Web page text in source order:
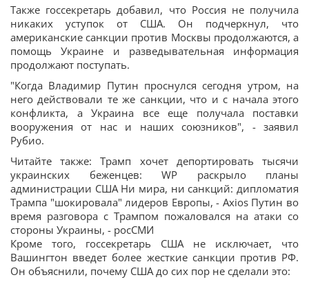
Также госсекретарь добавил, что Россия не получила
никаких уступок от США. Он подчеркнул, что
американские санкции против Москвы продолжаются, а
помощь Украине и разведывательная информация
продолжают поступать.
"Когда Владимир Путин проснулся сегодня утром, на
него действовали те же санкции, что и с начала этого
конфликта, а Украина все еще получала поставки
вооружения от нас и наших союзников", - заявил
Рубио.
Читайте также: Трамп хочет депортировать тысячи
украинских беженцев: WP раскрыло планы
администрации США Ни мира, ни санкций: дипломатия
Трампа "шокировала" лидеров Европы, - Axios Путин во
время разговора с Трампом пожаловался на атаки со
стороны Украины, - росСМИ
Кроме того, госсекретарь США не исключает, что
Вашингтон введет более жесткие санкции против РФ.
Он объяснили, почему США до сих пор не сделали это: